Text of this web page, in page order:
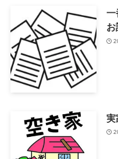
一
お
実